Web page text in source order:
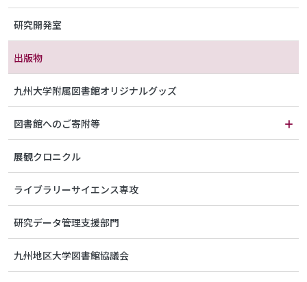
研究開発室
出版物
九州大学附属図書館オリジナルグッズ
図書館へのご寄附等
展観クロニクル
ライブラリーサイエンス専攻
研究データ管理支援部門
九州地区大学図書館協議会